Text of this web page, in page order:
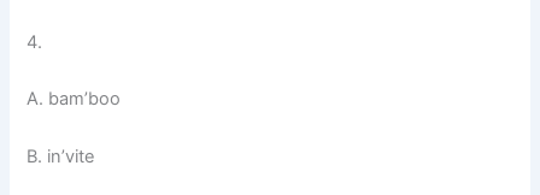
4.
A. bam’boo
B. in’vite